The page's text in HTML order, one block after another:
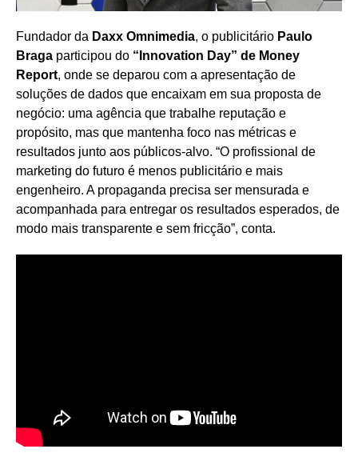
Fundador da Daxx Omnimedia, o publicitário Paulo
Braga participou do “Innovation Day” de Money
Report, onde se deparou com a apresentação de
soluções de dados que encaixam em sua proposta de
negócio: uma agência que trabalhe reputação e
propósito, mas que mantenha foco nas métricas e
resultados junto aos públicos-alvo. “O profissional de
marketing do futuro é menos publicitário e mais
engenheiro. A propaganda precisa ser mensurada e
acompanhada para entregar os resultados esperados, de
modo mais transparente e sem fricção”, conta.